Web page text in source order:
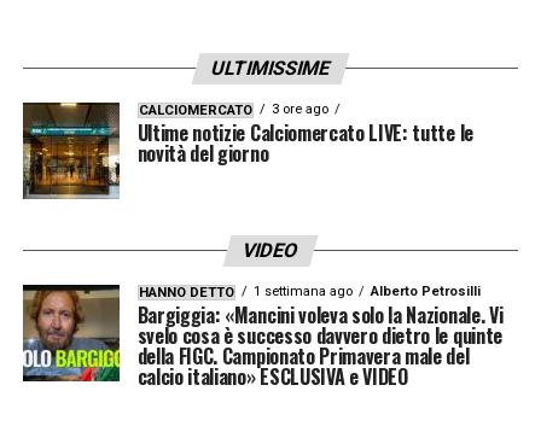
vittoria, lei verso di noi non viene mai. Ci
sono ancora tante partite, con fasi dove
siamo più elettrizzati, con più luce e altri
dove siamo un po’ più spenti. Pensiamo di
partita in partita».
QUANTO E’ PIENO DI CALCIO? –
questo lavoro si cerca questo. Quando
ottieni risultati ma poi dipende dalla qualità
dei giocatori, della disponibilità dei giocatori,
ULTIMISSIME
CALCIOMERCATO 3 ore ago
Ultime notizie Calciomercato LIVE: tutte le
novità del giorno
VIDEO
HANNO DETTO 1 settimana ago Alberto Petrosilli
Bargiggia: «Mancini voleva solo la Nazionale. Vi
svelo cosa è successo davvero dietro le quinte
della FIGC. Campionato Primavera male del
calcio italiano» ESCLUSIVA e VIDEO